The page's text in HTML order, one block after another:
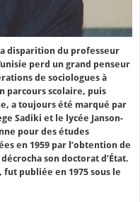
disparition du professeur
perd un grand penseur
de sociologues à
parcours scolaire, puis
a toujours été marqué par
Sadiki et le lycée Janson-
pour des études
en 1959 par l’obtention de
son doctorat d’État.
publiée en 1975 sous le